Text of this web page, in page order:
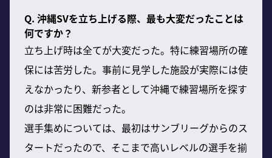
Q. 沖縄SVを立ち上げる際、最も大変だったことは
何ですか？
立ち上げ時は全てが大変だった。特に練習場所の確
保には苦労した。事前に見学した施設が実際には使
えなかったり、新参者として沖縄で練習場所を探す
のは非常に困難だった。
選手集めについては、最初はサンブリーグからのス
タートだったので、そこまで高いレベルの選手を揃